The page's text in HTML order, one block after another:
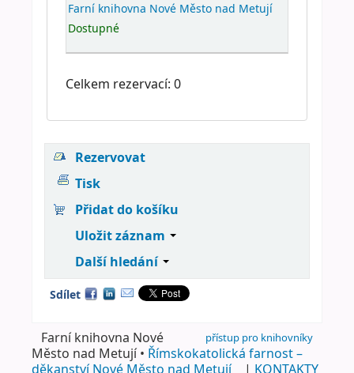
Farní knihovna Nové Město nad Metují
Dostupné
Celkem rezervací: 0
Rezervovat
Tisk
Přidat do košíku
Uložit záznam
Další hledání
Sdílet
přístup pro knihovníky
Farní knihovna Nové
Město nad Metují • Římskokatolická farnost –
děkanství Nové Město nad Metují
| KONTAKTY